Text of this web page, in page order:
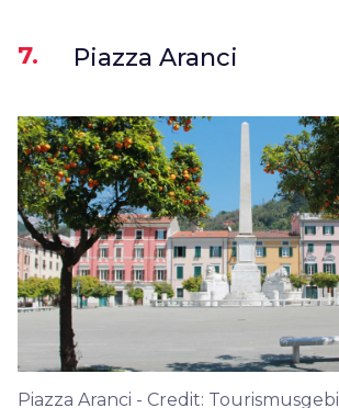
7. Piazza Aranci
Piazza Aranci - Credit: